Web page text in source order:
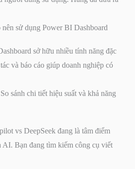
sử dụng Power BI Dashboard
sở hữu nhiều tính năng đặc
và báo cáo giúp doanh nghiệp có
sánh chi tiết hiệu suất và khả năng
vs DeepSeek đang là tâm điểm
Bạn đang tìm kiếm công cụ viết